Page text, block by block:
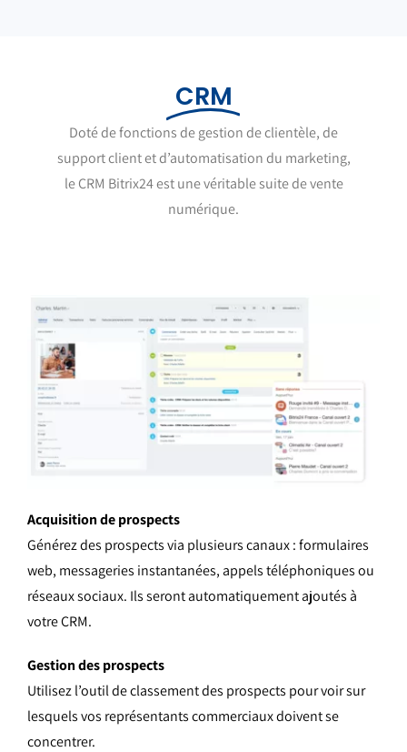
CRM
Doté de fonctions de gestion de clientèle, de
support client et d’automatisation du marketing,
le CRM Bitrix24 est une véritable suite de vente
numérique.
Acquisition de prospects
Générez des prospects via plusieurs canaux : formulaires
web, messageries instantanées, appels téléphoniques ou
réseaux sociaux. Ils seront automatiquement ajoutés à
votre CRM.
Gestion des prospects
Utilisez l’outil de classement des prospects pour voir sur
lesquels vos représentants commerciaux doivent se
concentrer.